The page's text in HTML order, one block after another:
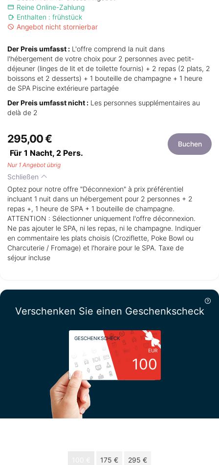
Reine Online-Zahlung
Enthalten : frühstück
Angebot nicht stornierbar
Der Preis umfasst : L'offre comprend la nuit dans
l'hébergement de votre choix pour 2 personnes avec petit-
déjeuner (linges de lit et de toilette fournis) + 2 repas (2 plats, 2
boissons et 2 desserts) + 1 bouteille de champagne + 1 heure
de SPA Piscine extérieure partagée
Der Preis umfasst nicht : Les personnes supplémentaires au
delà de 2
295,00 €
Für 1 Nacht, 2 Pers.
Buchen
Nur 1 Angebot übrig
Schließen
Optez pour notre offre "Déconnexion" à prix préférentiel
incluant 1 nuit dans un hébergement pour 2 personnes + 2
repas +, 1 heure de SPA + 1 bouteille de champagne.
ATTENTION : Sélectionner uniquement l'offre déconnexion.
Ne pas ajouter le SPA, ni les repas, ni le champagne. Indiquer
en commentaire les plats choisis (Croziflette, Poke Bowl ou
Charcuterie / Fromage) et l'horaire pour le SPA. Taxe de
séjour incluse
Verschenken Sie einen Geschenkscheck
GESCHENKSCHECK
EUR
100
175 € 295 €